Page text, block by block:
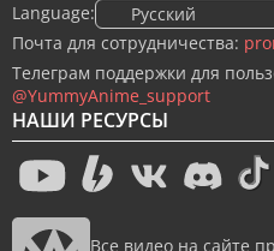
НАШИ РЕСУРСЫ
Все видео на сайте
Language:
🇷🇺 Русский
Почта для сотрудничества:
Телеграм поддержки для
@YummyAnime_support